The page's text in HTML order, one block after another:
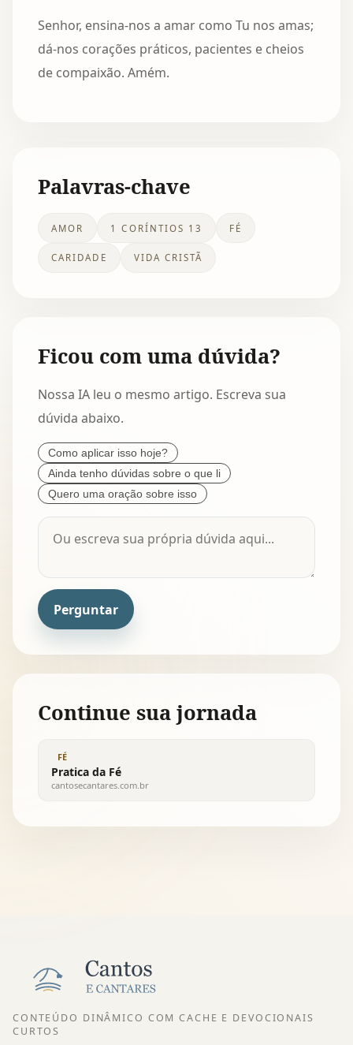
Senhor, ensina-nos a amar como Tu nos amas;
dá-nos corações práticos, pacientes e cheios
de compaixão. Amém.
Palavras-chave
AMOR 1 CORÍNTIOS 13 FÉ
CARIDADE VIDA CRISTÃ
Ficou com uma dúvida?
Nossa IA leu o mesmo artigo. Escreva sua
dúvida abaixo.
Como aplicar isso hoje?
Ainda tenho dúvidas sobre o que li
Quero uma oração sobre isso
Perguntar
Continue sua jornada
FÉ
Pratica da Fé
cantosecantares.com.br
CONTEÚDO DINÂMICO COM CACHE E DEVOCIONAIS
CURTOS